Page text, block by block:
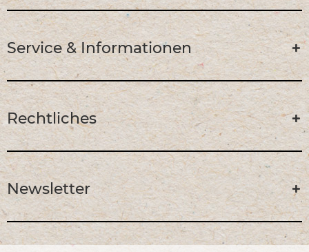
Service & Informationen
Rechtliches
Newsletter